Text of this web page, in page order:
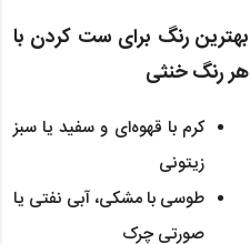
بهترین رنگ برای ست کردن با
هر رنگ خنثی
کرم با قهوه‌ای و سفید یا سبز
زیتونی
طوسی با مشکی، آبی نفتی یا
صورتی چرک